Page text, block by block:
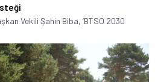
Vekili Şahin Biba, ‘BTSO 2030